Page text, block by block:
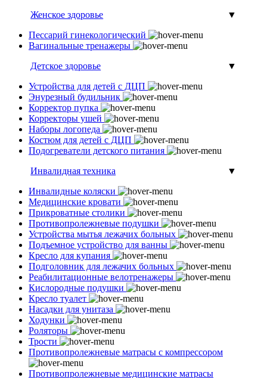
Женское здоровье
▼
Пессарий гинекологический
Вагинальные тренажеры
Детское здоровье
▼
Устройства для детей с ДЦП
Энурезный будильник
Корректор пупка
Корректоры ушей
Наборы логопеда
Костюм для детей с ДЦП
Подогреватели детского питания
Инвалидная техника
▼
Инвалидные коляски
Медицинские кровати
Прикроватные столики
Противопролежневые подушки
Устройства мытья лежачих больных
Подъемное устройство для ванны
Кресло для купания
Подголовник для лежачих больных
Реабилитационные велотренажеры
Кислородные подушки
Кресло туалет
Насадки для унитаза
Ходунки
Роляторы
Трости
Противопролежневые матрасы с компрессором
Противопролежневые медицинские матрасы